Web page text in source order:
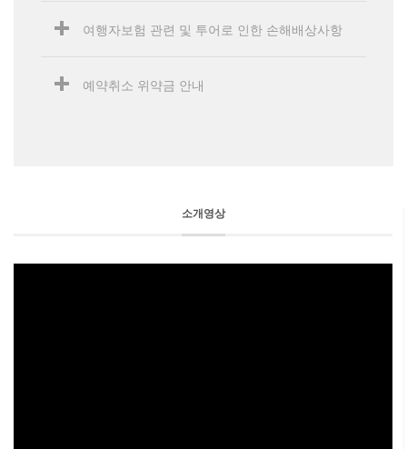
여행자보험 관련 및 투어로 인한 손해배상사항
예약취소 위약금 안내
소개영상